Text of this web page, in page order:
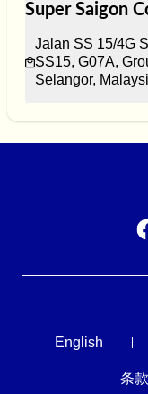
Super Saigon
Jalan SS 15/4G
SS15, G07A,
Selangor,
English
条